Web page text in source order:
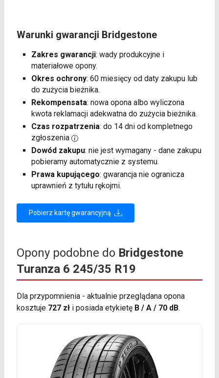
Warunki gwarancji Bridgestone
Zakres gwarancji: wady produkcyjne i
materiałowe opony.
Okres ochrony: 60 miesięcy od daty zakupu lub
do zużycia bieżnika.
Rekompensata: nowa opona albo wyliczona
kwota reklamacji adekwatna do zużycia bieżnika.
Czas rozpatrzenia: do 14 dni od kompletnego
zgłoszenia
Dowód zakupu: nie jest wymagany - dane zakupu
pobieramy automatycznie z systemu.
Prawa kupującego: gwarancja nie ogranicza
uprawnień z tytułu rękojmi.
Pobierz kartę gwarancyjną
Opony podobne do Bridgestone
Turanza 6 245/35 R19
Dla przypomnienia - aktualnie przeglądana opona
kosztuje 727 złi posiada etykietę B / A / 70 dB.